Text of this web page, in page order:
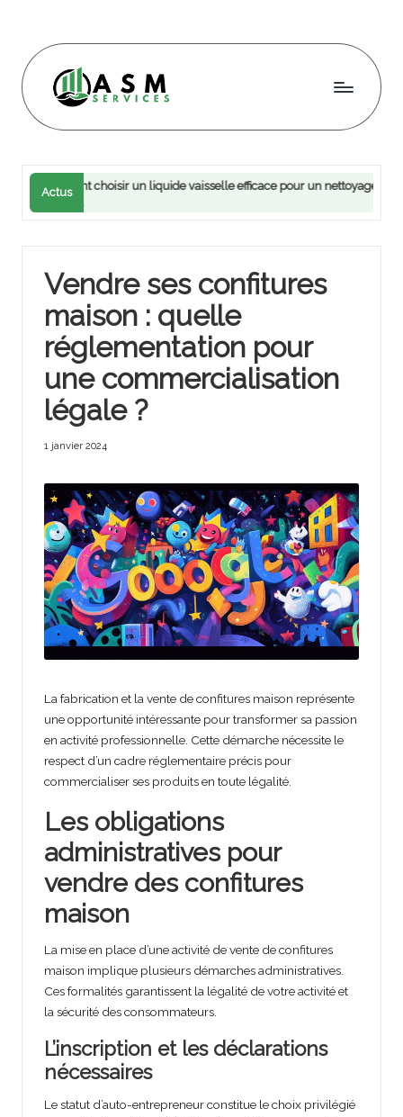
content
A
m
s
rv
ic
e
s
Actus
choisir un liquide vaisselle efficace pour un nettoyage optimal de
Vendre ses confitures
maison : quelle
réglementation pour
une commercialisation
légale ?
1 janvier 2024
La fabrication et la vente de confitures maison représente
une opportunité intéressante pour transformer sa passion
en activité professionnelle. Cette démarche nécessite le
respect d’un cadre réglementaire précis pour
commercialiser ses produits en toute légalité.
Les obligations
administratives pour
vendre des confitures
maison
La mise en place d’une activité de vente de confitures
maison implique plusieurs démarches administratives.
Ces formalités garantissent la légalité de votre activité et
la sécurité des consommateurs.
L’inscription et les déclarations
nécessaires
Le statut d’auto-entrepreneur constitue le choix privilégié